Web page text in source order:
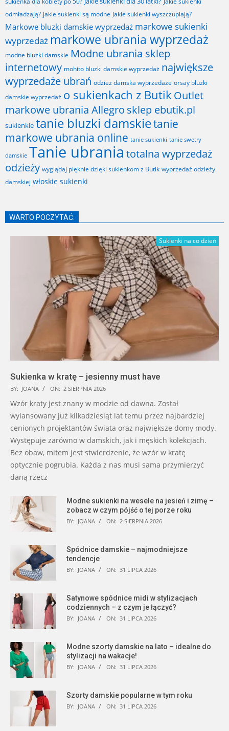
odmładzają? jakie sukienki są modne Jakie sukienki wyszczuplają?
Markowe bluzki damskie wyprzedaż markowe sukienki
wyprzedaż markowe ubrania wyprzedaż
modne bluzki damskie Modne ubrania sklep
internetowy mohito bluzki damskie wyprzedaż największe
wyprzedaże ubrań odzież damska wyprzedaże orsay bluzki
damskie wyprzedaż o sukienkach z Butik Outlet
markowe ubrania Allegro sklep ebutik.pl
sukienkie tanie bluzki damskietanie
markowe ubrania online tanie sukienki tanie swetry
damskie Tanie ubrania totalna wyprzedaż
odzieży wyglądaj pięknie dzięki sukienkom z Butik wyprzedaż odzieży
damskiej włoskie sukienki
WARTO POCZYTAĆ:
Sukienki na co dzień
Sukienka w kratę – jesienny must have
BY: JOANA ON: 2 SIERPNIA 2026
Wzór kraty jest znany w modzie od dawna. Został
wylansowany już kilkadziesiąt lat temu przez najbardziej
cenionych projektantów świata oraz największe domy mody.
Występuje zarówno w damskich, jak i męskich kolekcjach.
Bez obaw, mitem jest stwierdzenie, że wzór w kratę
optycznie pogrubia. Każda z nas musi sama przymierzyć
daną rzecz
Modne sukienki na wesele na jesień i zimę –
zobacz w czym pójść o tej porze roku
BY: JOANA ON: 2 SIERPNIA 2026
Spódnice damskie – najmodniejsze
tendencje
BY: JOANA ON: 31 LIPCA 2026
Satynowe spódnice midi w stylizacjach
codziennych – z czym je łączyć?
BY: JOANA ON: 31 LIPCA 2026
Modne szorty damskie na lato – idealne do
stylizacji na wakacje!
BY: JOANA ON: 31 LIPCA 2026
Szorty damskie popularne w tym roku
BY: JOANA ON: 31 LIPCA 2026